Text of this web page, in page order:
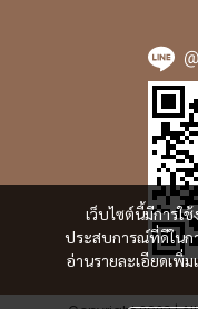
เว็บไซต์นี้มีการใ
ประสบการณ์ที่ดีในก
อ่านรายละเอียดเพิ่